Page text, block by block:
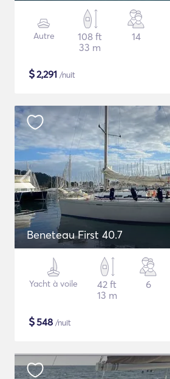
Autre
108 ft
33 m
14
$2,291 /nuit
Beneteau First 40.7
Yacht à voile
42 ft
13 m
6
$548 /nuit